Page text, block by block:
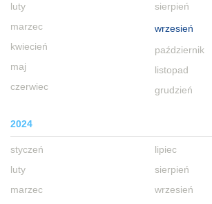
luty
marzec
kwiecień
maj
czerwiec
sierpień
wrzesień
październik
listopad
grudzień
2024
styczeń
luty
marzec
lipiec
sierpień
wrzesień